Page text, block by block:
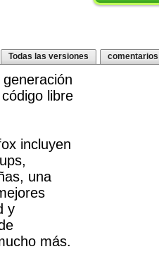
Todas las versiones comentarios
libre
incluyen
una
y
más.